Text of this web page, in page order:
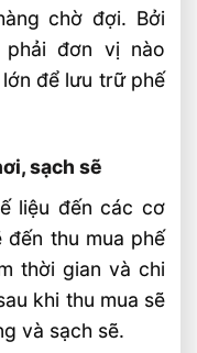
chờ đợi. Bởi
phải đơn vị nào
để lưu trữ phế
sạch sẽ
liệu đến các cơ
đến thu mua phế
thời gian và chi
khi thu mua sẽ
và sạch sẽ.